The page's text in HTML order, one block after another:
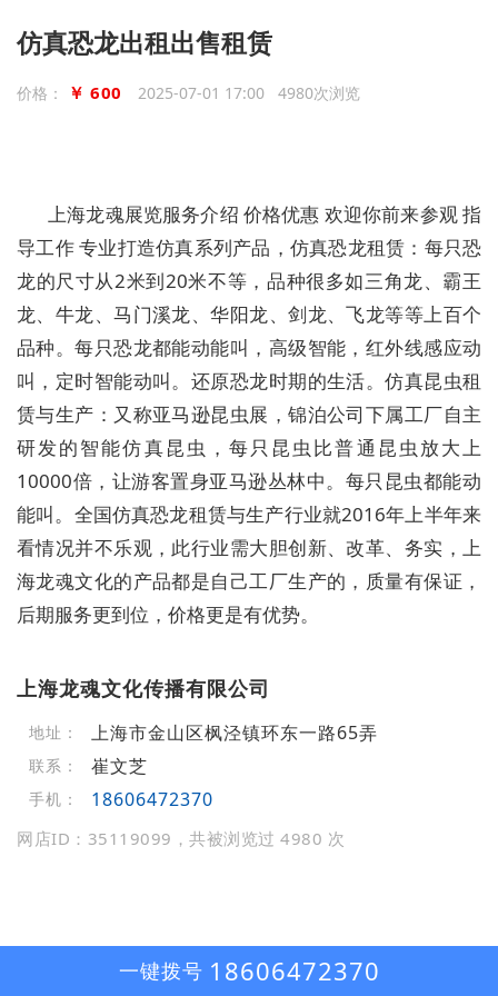
仿真恐龙出租出售租赁
价格： ￥ 600 2025-07-01 17:00 4980次浏览
上海龙魂展览服务介绍 价格优惠 欢迎你前来参观 指
导工作 专业打造仿真系列产品，仿真恐龙租赁：每只恐
龙的尺寸从2米到20米不等，品种很多如三角龙、霸王
龙、牛龙、马门溪龙、华阳龙、剑龙、飞龙等等上百个
品种。每只恐龙都能动能叫，高级智能，红外线感应动
叫，定时智能动叫。还原恐龙时期的生活。仿真昆虫租
赁与生产：又称亚马逊昆虫展，锦泊公司下属工厂自主
研发的智能仿真昆虫，每只昆虫比普通昆虫放大上
10000倍，让游客置身亚马逊丛林中。每只昆虫都能动
能叫。全国仿真恐龙租赁与生产行业就2016年上半年来
看情况并不乐观，此行业需大胆创新、改革、务实，上
海龙魂文化的产品都是自己工厂生产的，质量有保证，
后期服务更到位，价格更是有优势。
上海龙魂文化传播有限公司
地址： 上海市金山区枫泾镇环东一路65弄
联系： 崔文芝
手机： 18606472370
网店ID：35119099，共被浏览过 4980 次
一键拨号 18606472370